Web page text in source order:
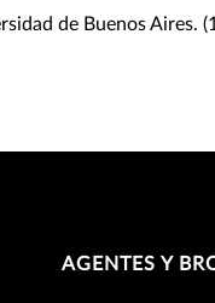
de Buenos Aires.
AGENTES Y